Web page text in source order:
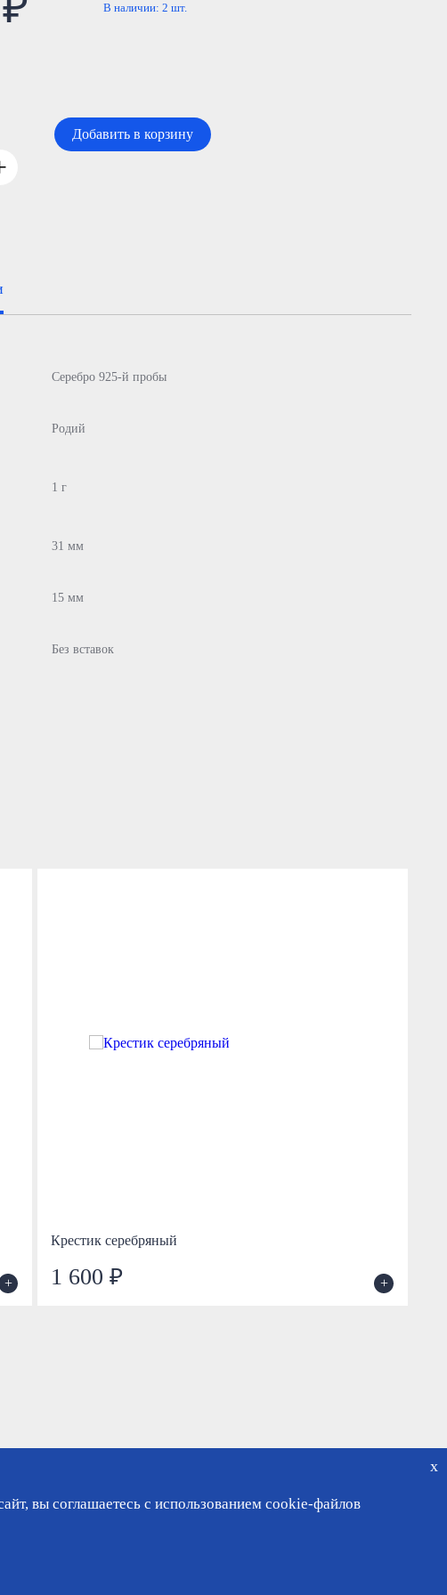
В наличии: 2 шт.
Добавить в корзину
Серебро 925-й пробы
Родий
1 г
31 мм
15 мм
Без вставок
+
Крестик серебряный
1 600 ₽ +
x
вы соглашаетесь с использованием cookie-файлов